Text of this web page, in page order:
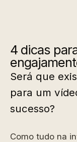
4 dicas
Será que
para um
sucesso?
Como tudo na